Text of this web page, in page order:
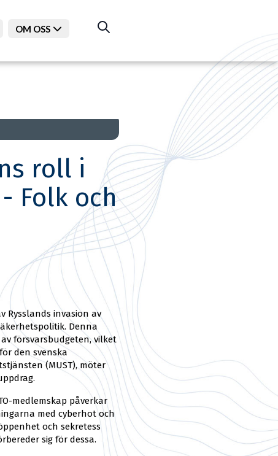
OM OSS
roll i
Folk och
Rysslands invasion av
Denna
försvarsbudgeten, vilket
den svenska
(MUST), möter
medlemskap påverkar
med cyberhot och
och sekretess
sig för dessa.